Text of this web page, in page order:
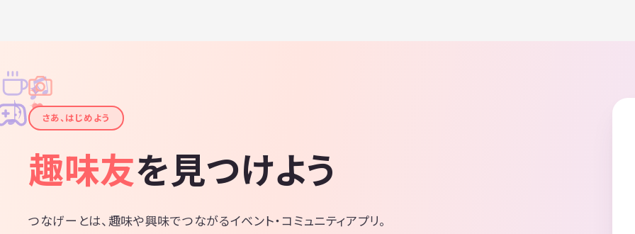
✦
✦
✧
✧
♪
♫
さあ、はじめよう
趣味友を見つけよう
つなげーとは、趣味や興味でつながるイベント・コミュニティアプリ。